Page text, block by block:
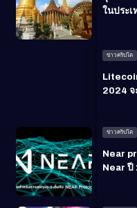
ในประ
ข่าวคริปโต
2024 จ
ข่าวคริปโต
Near
Near ปี